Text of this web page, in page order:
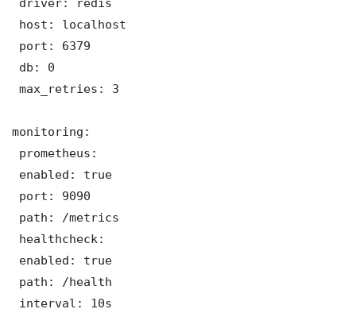
driver: redis
host: localhost
port: 6379
db: 0
max_retries: 3
monitoring:
prometheus:
enabled: true
port: 9090
path: /metrics
healthcheck:
enabled: true
path: /health
interval: 10s